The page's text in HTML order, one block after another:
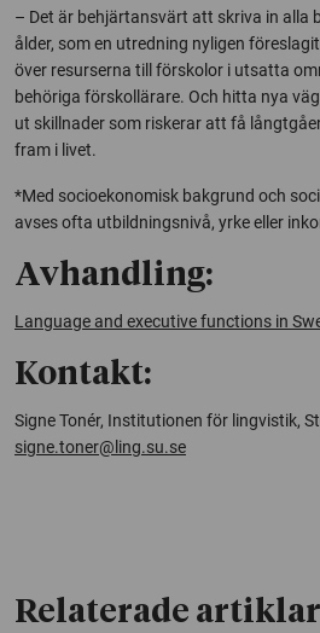
– Det är behjärtansvärt att skriva in alla
ålder, som en utredning nyligen
över resurserna till förskolor i utsatta
behöriga förskollärare. Och hitta nya
ut skillnader som riskerar att få
fram i livet.
*Med socioekonomisk bakgrund och
avses ofta utbildningsnivå, yrke eller
Avhandling:
Language and executive functions in
Kontakt:
Signe Tonér, Institutionen för lingvistik,
signe.toner@ling.su.se
Relaterade artiklar